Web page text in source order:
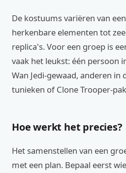
De kostuums variëren van
herkenbare elementen tot
replica's. Voor een groep is
vaak het leukst: één persoon
Wan Jedi-gewaad, anderen
tunieken of Clone Trooper-
Hoe werkt het precies?
Het samenstellen van een
met een plan. Bepaal eerst